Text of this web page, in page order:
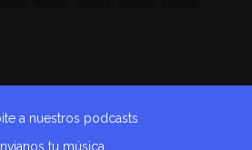
a nuestros podcasts
tu música